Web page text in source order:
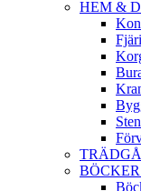
HEM &